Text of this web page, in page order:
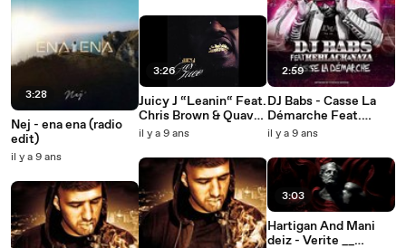
3:28
Nej - ena ena (radio
edit)
il y a 9 ans
3:26
Juicy J “Leanin“ Feat.
Chris Brown & Quavo
(Prod. by Murda
il y a 9 ans
2:59
DJ Babs - Casse La
Démarche Feat.
KeBlack & Naza
il y a 9 ans
3:03
Hartigan And Mani
deiz - Verite __